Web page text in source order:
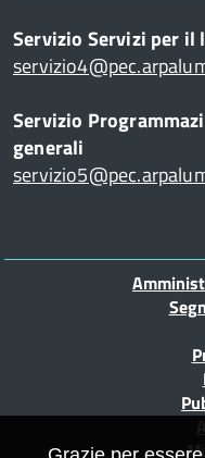
Servizio Servizi per il
Servizio
generali
Piè